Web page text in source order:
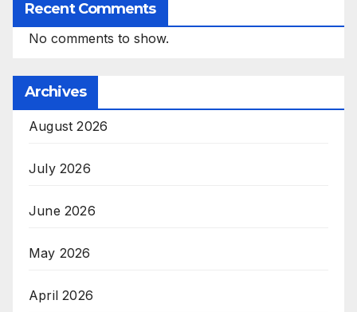
Recent Comments
No comments to show.
Archives
August 2026
July 2026
June 2026
May 2026
April 2026